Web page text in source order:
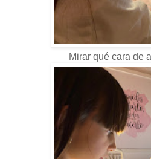
Mirar qué cara de